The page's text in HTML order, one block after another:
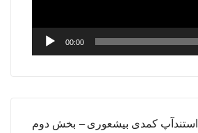
00:00
استندآپ کمدی بیشعوری – بخش دوم